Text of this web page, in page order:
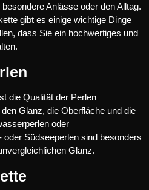
Anlässe oder den Alltag.
gibt es einige wichtige Dinge
dass Sie ein hochwertiges und
die Qualität der Perlen
Glanz, die Oberfläche und die
oder
Südseeperlen sind besonders
Glanz.